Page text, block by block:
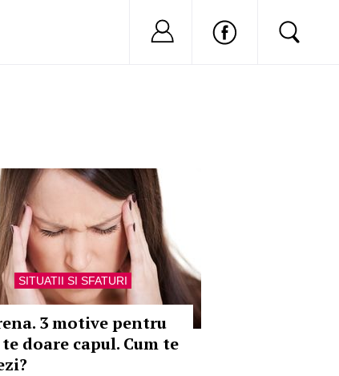
SITUATII SI SFATURI
3 motive pentru
doare capul. Cum te
Nu ai cont?